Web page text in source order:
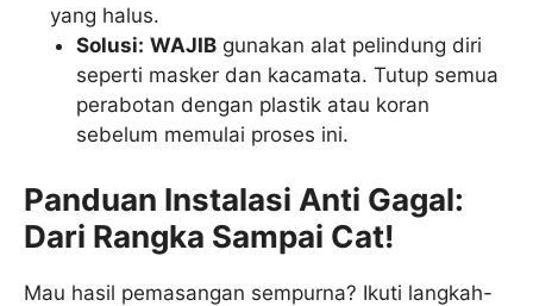
yang halus.
Solusi: WAJIB gunakan alat pelindung diri
seperti masker dan kacamata. Tutup semua
perabotan dengan plastik atau koran
sebelum memulai proses ini.
Panduan Instalasi Anti Gagal:
Dari Rangka Sampai Cat!
Mau hasil pemasangan sempurna? Ikuti langkah-